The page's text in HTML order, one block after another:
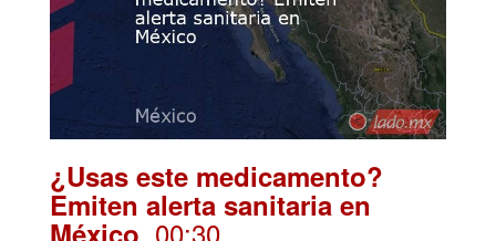
¿Usas este medicamento?
Emiten alerta sanitaria en
. 00:30